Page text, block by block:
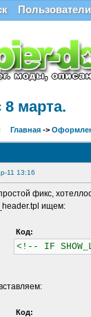
Пользователи
марта.
Главная ->
11 13:16
фикс,
ищем:
Код:
<!-- IF
Код: